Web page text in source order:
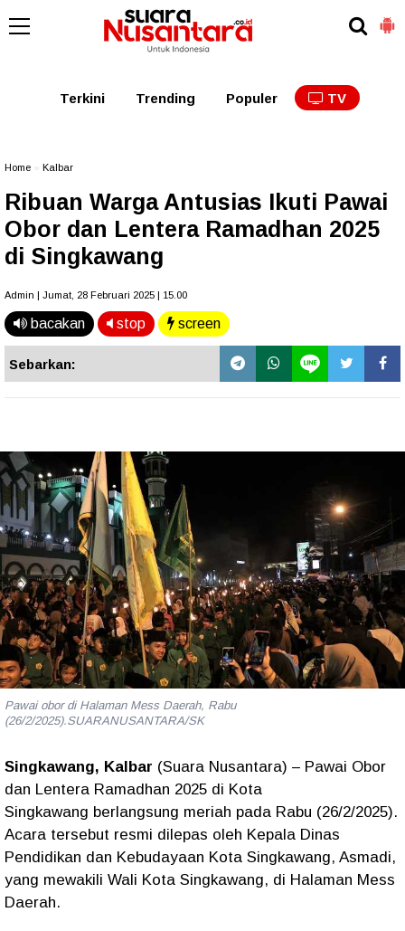
Kalbar Kalteng
Terkini Trending Populer TV
Home Kalbar
Ribuan Warga Antusias Ikuti Pawai
Obor dan Lentera Ramadhan 2025
di Singkawang
Admin | Jumat, 28 Februari 2025 | 15.00
bacakan stop screen
Sebarkan:
Pawai obor di Halaman Mess Daerah, Rabu
(26/2/2025).SUARANUSANTARA/SK
Singkawang, Kalbar (Suara Nusantara) – Pawai Obor
dan Lentera Ramadhan 2025 di Kota
Singkawang berlangsung meriah pada Rabu (26/2/2025).
Acara tersebut resmi dilepas oleh Kepala Dinas
Pendidikan dan Kebudayaan Kota Singkawang, Asmadi,
yang mewakili Wali Kota Singkawang, di Halaman Mess
Daerah.